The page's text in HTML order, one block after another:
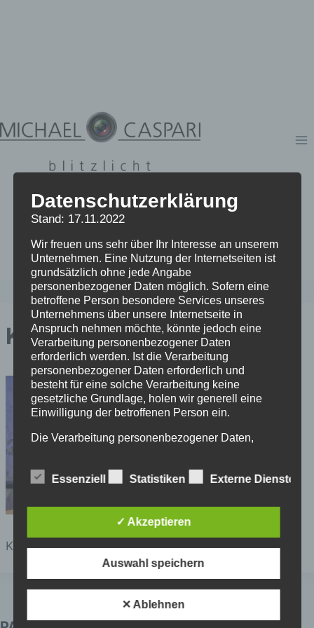
Keimzeit 6
Keimzeit 6
Datenschutzerklärung
Stand: 17.11.2022
Wir freuen uns sehr über Ihr Interesse an unserem
Unternehmen. Eine Nutzung der Internetseiten ist
grundsätzlich ohne jede Angabe
personenbezogener Daten möglich. Sofern eine
betroffene Person besondere Services unseres
Unternehmens über unsere Internetseite in
Anspruch nehmen möchte, könnte jedoch eine
Verarbeitung personenbezogener Daten
erforderlich werden. Ist die Verarbeitung
personenbezogener Daten erforderlich und
besteht für eine solche Verarbeitung keine
gesetzliche Grundlage, holen wir generell eine
Einwilligung der betroffenen Person ein.
Die Verarbeitung personenbezogener Daten,
Person, erfolgt stets im Einklang mit der
Übereinstimmung mit den für uns geltenden
landesspezifischen Datenschutzbestimmungen.
Mittels dieser Datenschutzerklärung möchte unser
Unternehmen die Öffentlichkeit über Art, Umfang
und Zweck der von uns erhobenen, genutzten und
verarbeiteten personenbezogenen Daten
informieren. Ferner werden betroffene Personen
mittels dieser Datenschutzerklärung über die ihnen
zustehenden Rechte aufgeklärt.
Essenziell Statistiken Externe Dienste
✓ Akzeptieren
Auswahl speichern
✕ Ablehnen